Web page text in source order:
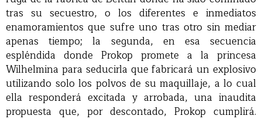
tras su secuestro, o los diferentes e inmediatos
enamoramientos que sufre uno tras otro sin mediar
apenas tiempo; la segunda, en esa secuencia
espléndida donde Prokop promete a la princesa
Wilhelmina para seducirla que fabricará un explosivo
utilizando solo los polvos de su maquillaje, a lo cual
ella responderá excitada y arrobada, una inaudita
propuesta que, por descontado, Prokop cumplirá.